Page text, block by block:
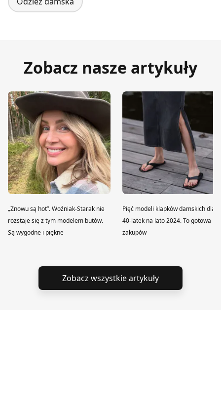
Zobacz nasze artykuły
„Znowu są hot”. Woźniak-Starak nie
rozstaje się z tym modelem butów.
Są wygodne i piękne
Pięć modeli klapków damskich dla
40-latek na lato 2024. To gotowa
zakupów
Zobacz wszystkie artykuły